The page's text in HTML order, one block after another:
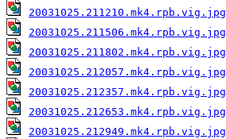
20031025.211210.mk4.rpb.vig.jpg
20031025.211506.mk4.rpb.vig.jpg
20031025.211802.mk4.rpb.vig.jpg
20031025.212057.mk4.rpb.vig.jpg
20031025.212357.mk4.rpb.vig.jpg
20031025.212653.mk4.rpb.vig.jpg
20031025.212949.mk4.rpb.vig.jpg